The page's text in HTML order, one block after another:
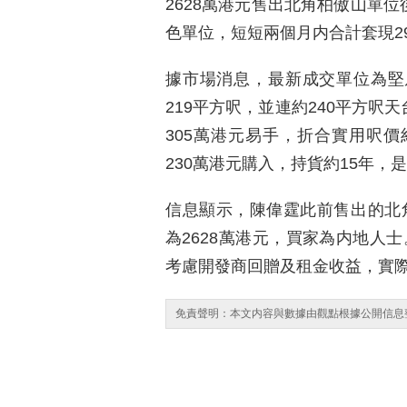
2628萬港元售出北角柏傲山單
色單位，短短兩個月内合計套現
據市場消息，最新成交單位為
219平方呎，並連約240平方呎
305萬港元易手，折合實用呎
230萬港元購入，持貨約15年，
信息顯示，陳偉霆此前售出的
為2628萬港元，買家為内地人
考慮開發商回贈及租金收益，實
免責聲明：本文内容與數據由觀點根據公開信